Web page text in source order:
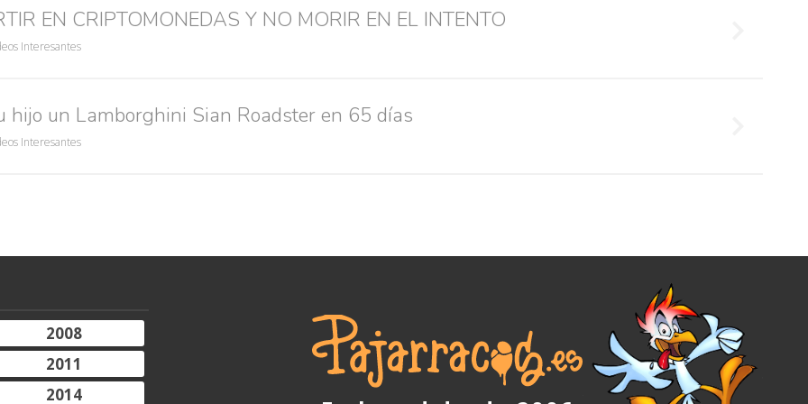
EN CRIPTOMONEDAS Y NO MORIR EN EL INTENTO
Interesantes
hijo un Lamborghini Sian Roadster en 65 días
Interesantes
2008
2011
2014